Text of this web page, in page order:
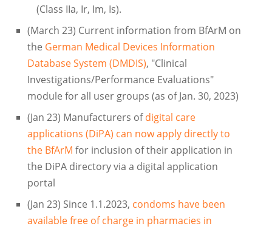
(Class IIa, Ir, Im, Is).
(March 23) Current information from BfArM on
the German Medical Devices Information
Database System (DMDIS), "Clinical
Investigations/Performance Evaluations"
module for all user groups (as of Jan. 30, 2023)
(Jan 23) Manufacturers ofdigital care
applications (DiPA) can now apply directly to
the BfArM for inclusion of their application in
the DiPA directory via a digital application
portal
(Jan 23) Since 1.1.2023, condoms have been
available free of charge in pharmacies in